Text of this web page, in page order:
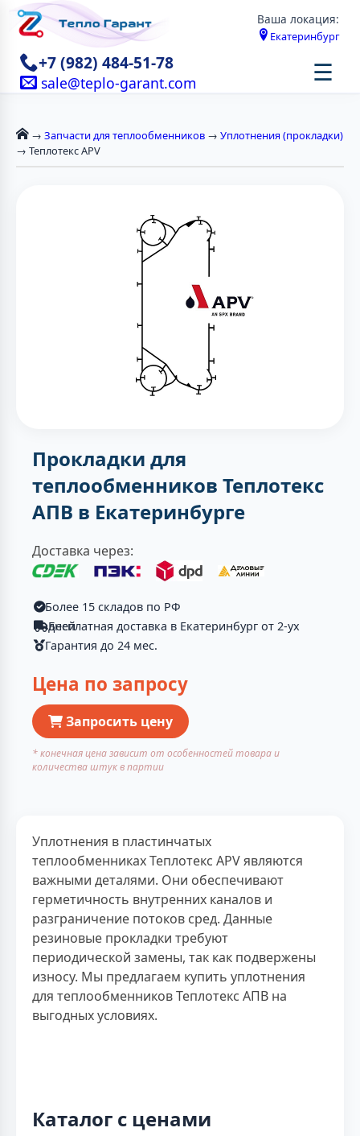
Ваша локация:
Екатеринбург
+7 (982) 484-51-78
sale@teplo-garant.com ☰
→ Запчасти для теплообменников → Уплотнения (прокладки)
→ Теплотекс APV
Прокладки для
теплообменников Теплотекс
АПВ в Екатеринбурге
Доставка через:
Более 15 складов по РФ
Бесплатная доставка в Екатеринбург от 2-ух дней
Гарантия до 24 мес.
Цена по запросу
Запросить цену
* конечная цена зависит от особенностей товара и
количества штук в партии
Уплотнения в пластинчатых
теплообменниках Теплотекс APV являются
важными деталями. Они обеспечивают
герметичность внутренних каналов и
разграничение потоков сред. Данные
резиновые прокладки требуют
периодической замены, так как подвержены
износу. Мы предлагаем купить уплотнения
для теплообменников Теплотекс АПВ на
выгодных условиях.
Каталог с ценами